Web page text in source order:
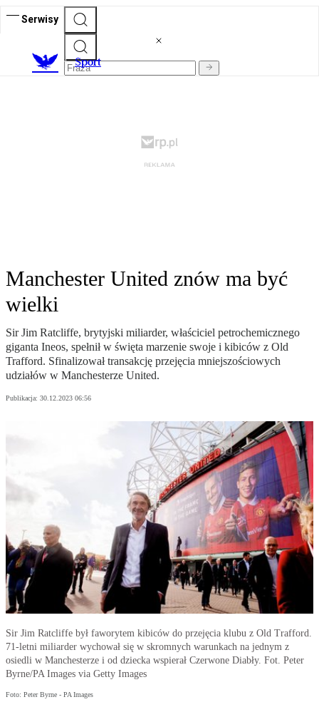
Serwisy
Sport
Manchester United znów ma być
wielki
Sir Jim Ratcliffe, brytyjski miliarder, właściciel petrochemicznego
giganta Ineos, spełnił w święta marzenie swoje i kibiców z Old
Trafford. Sfinalizował transakcję przejęcia mniejszościowych
udziałów w Manchesterze United.
Publikacja: 30.12.2023 06:56
Sir Jim Ratcliffe był faworytem kibiców do przejęcia klubu z Old Trafford.
71-letni miliarder wychował się w skromnych warunkach na jednym z
osiedli w Manchesterze i od dziecka wspierał Czerwone Diabły. Fot. Peter
Byrne/PA Images via Getty Images
Foto: Peter Byrne - PA Images